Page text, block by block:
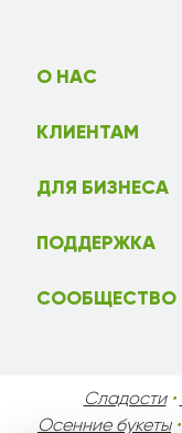
О НАС
КЛИЕНТАМ
ДЛЯ БИЗНЕСА
ПОДДЕРЖКА
СООБЩЕСТВО
Сладости•
Осенние букеты•